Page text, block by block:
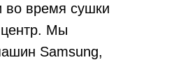
во время сушки
Мы
Samsung,